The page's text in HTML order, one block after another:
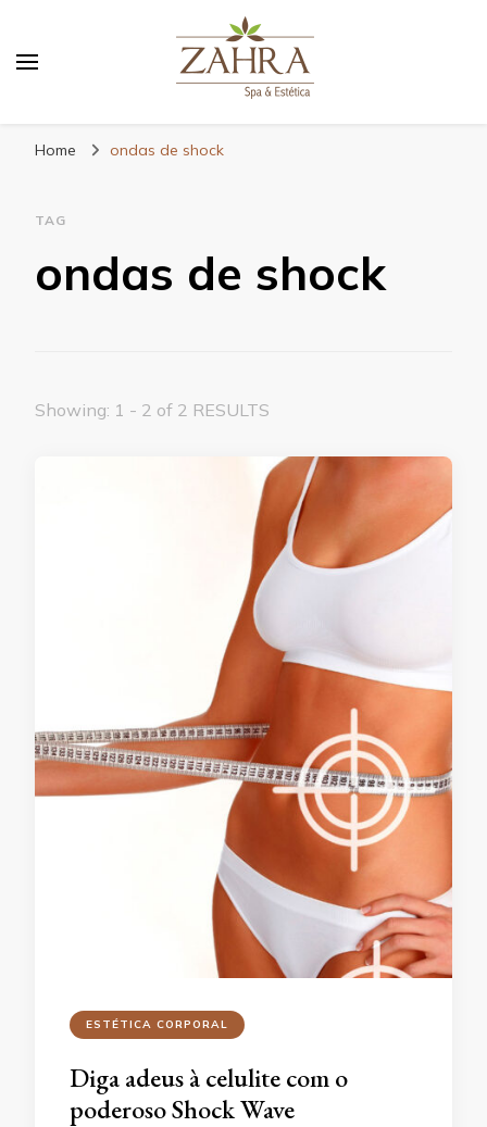
e relaxamento
Home ondas de shock
TAG
ondas de shock
Showing: 1 - 2 of 2 RESULTS
ESTÉTICA CORPORAL
Diga adeus à celulite com o
poderoso Shock Wave